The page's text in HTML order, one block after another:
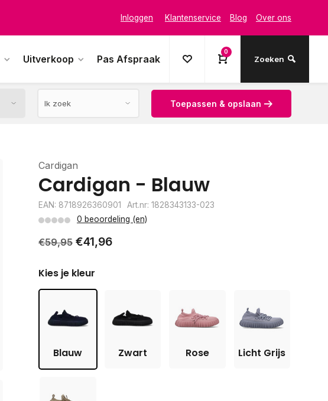
Inloggen Klantenservice Blog Over ons
Uitverkoop Pas Afspraak
0
Zoeken
Toepassen & opslaan
Cardigan
Cardigan - Blauw
EAN: 8718926360901
Art.nr: 1828343133-023
0 beoordeling (en)
€59,95 €41,96
Kies je kleur
Blauw Zwart Rose Licht Grijs